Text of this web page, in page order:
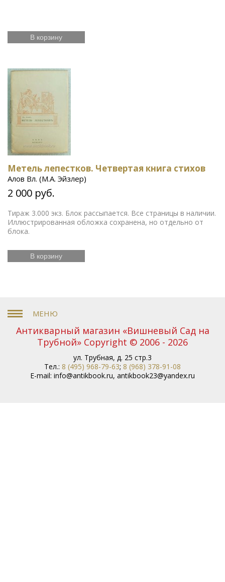
В корзину
Метель лепестков. Четвертая книга стихов
Алов Вл. (М.А. Эйзлер)
2 000 руб.
Тираж 3.000 экз. Блок рассыпается. Все страницы в наличии.
Иллюстрированная обложка сохранена, но отдельно от
блока.
В корзину
Антикварный магазин «Вишневый Сад на
Трубной» Copyright © 2006 - 2026
ул. Трубная, д. 25 стр.3
Тел.: 8 (495) 968-79-63; 8 (968) 378-91-08
E-mail: info@antikbook.ru, antikbook23@yandex.ru